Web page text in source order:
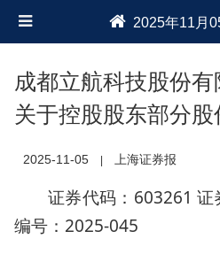
2025年11月
成都立航科技股份有
关于控股股东部分
2025-11-05 上海证券报
证券代码：603261
编号：2025-045